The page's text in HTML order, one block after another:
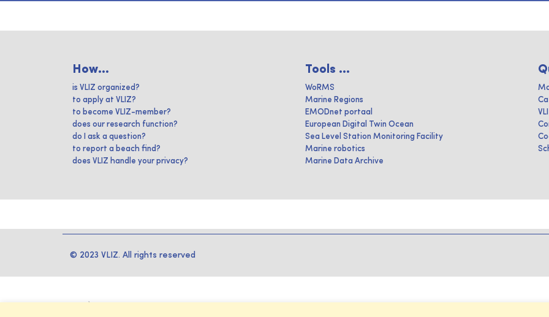
How...
is VLIZ organized?
to apply at VLIZ?
to become VLIZ-member?
does our research function?
do I ask a question?
to report a beach find?
does VLIZ handle your privacy?
Tools ...
WoRMS
Marine Regions
EMODnet portaal
European Digital Twin Ocean
Sea Level Station Monitoring Facility
Marine robotics
Marine Data Archive
© 2023 VLIZ. All rights reserved